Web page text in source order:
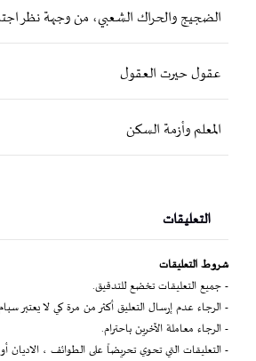
الضجيج والحراك الشعبي، من وجهة نظر
عقول حيرت العقول
المعلم وأزمة السكن
التعليقات
شروط التعليقات
- جميع التعليقات تخضع للتدقيق.
- الرجاء عدم إرسال التعليق أكثر من مرة كي لا يعتبر
- الرجاء معاملة الآخرين باحترام.
- التعليقات التي تحوي تحريضاً على الطوائف ،